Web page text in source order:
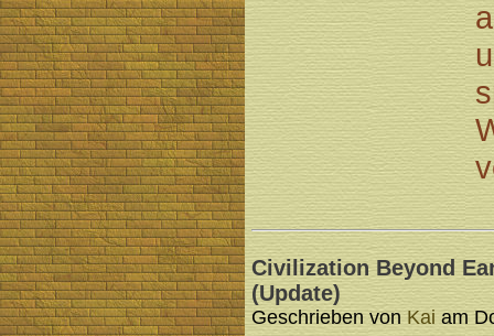
Civilization Beyond
(Update)
Geschrieben vonKai am